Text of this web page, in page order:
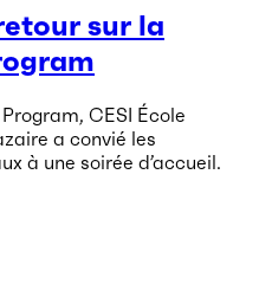
sur la
CESI École
a convié les
à une soirée d’accueil.